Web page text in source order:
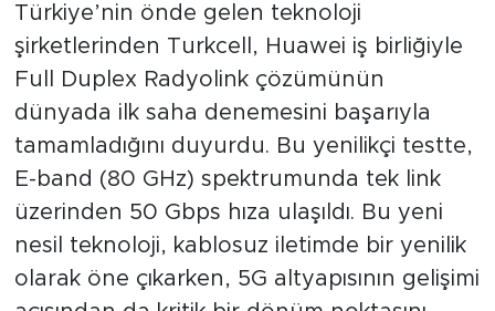
Türkiye’nin önde gelen teknoloji
şirketlerinden Turkcell, Huawei iş birliğiyle
Full Duplex Radyolink çözümünün
dünyada ilk saha denemesini başarıyla
tamamladığını duyurdu. Bu yenilikçi testte,
E-band (80 GHz) spektrumunda tek link
üzerinden 50 Gbps hıza ulaşıldı. Bu yeni
nesil teknoloji, kablosuz iletimde bir yenilik
olarak öne çıkarken, 5G altyapısının gelişimi